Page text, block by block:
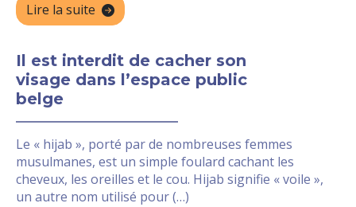
Lire la suite
Il est interdit de cacher son
visage dans l’espace public
belge
Le « hijab », porté par de nombreuses femmes
musulmanes, est un simple foulard cachant les
cheveux, les oreilles et le cou. Hijab signifie « voile »,
un autre nom utilisé pour (…)